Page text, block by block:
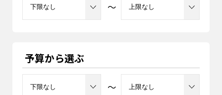
～
予算から選ぶ
～